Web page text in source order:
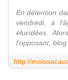
En détention
vendredi, à
élucidées.
l'opposant, blog...